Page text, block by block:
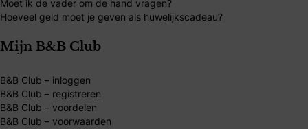
Moet ik de vader om de hand vragen?
Hoeveel geld moet je geven als huwelijkscadeau?
Mijn B&B Club
B&B Club – inloggen
B&B Club – registreren
B&B Club – voordelen
B&B Club – voorwaarden